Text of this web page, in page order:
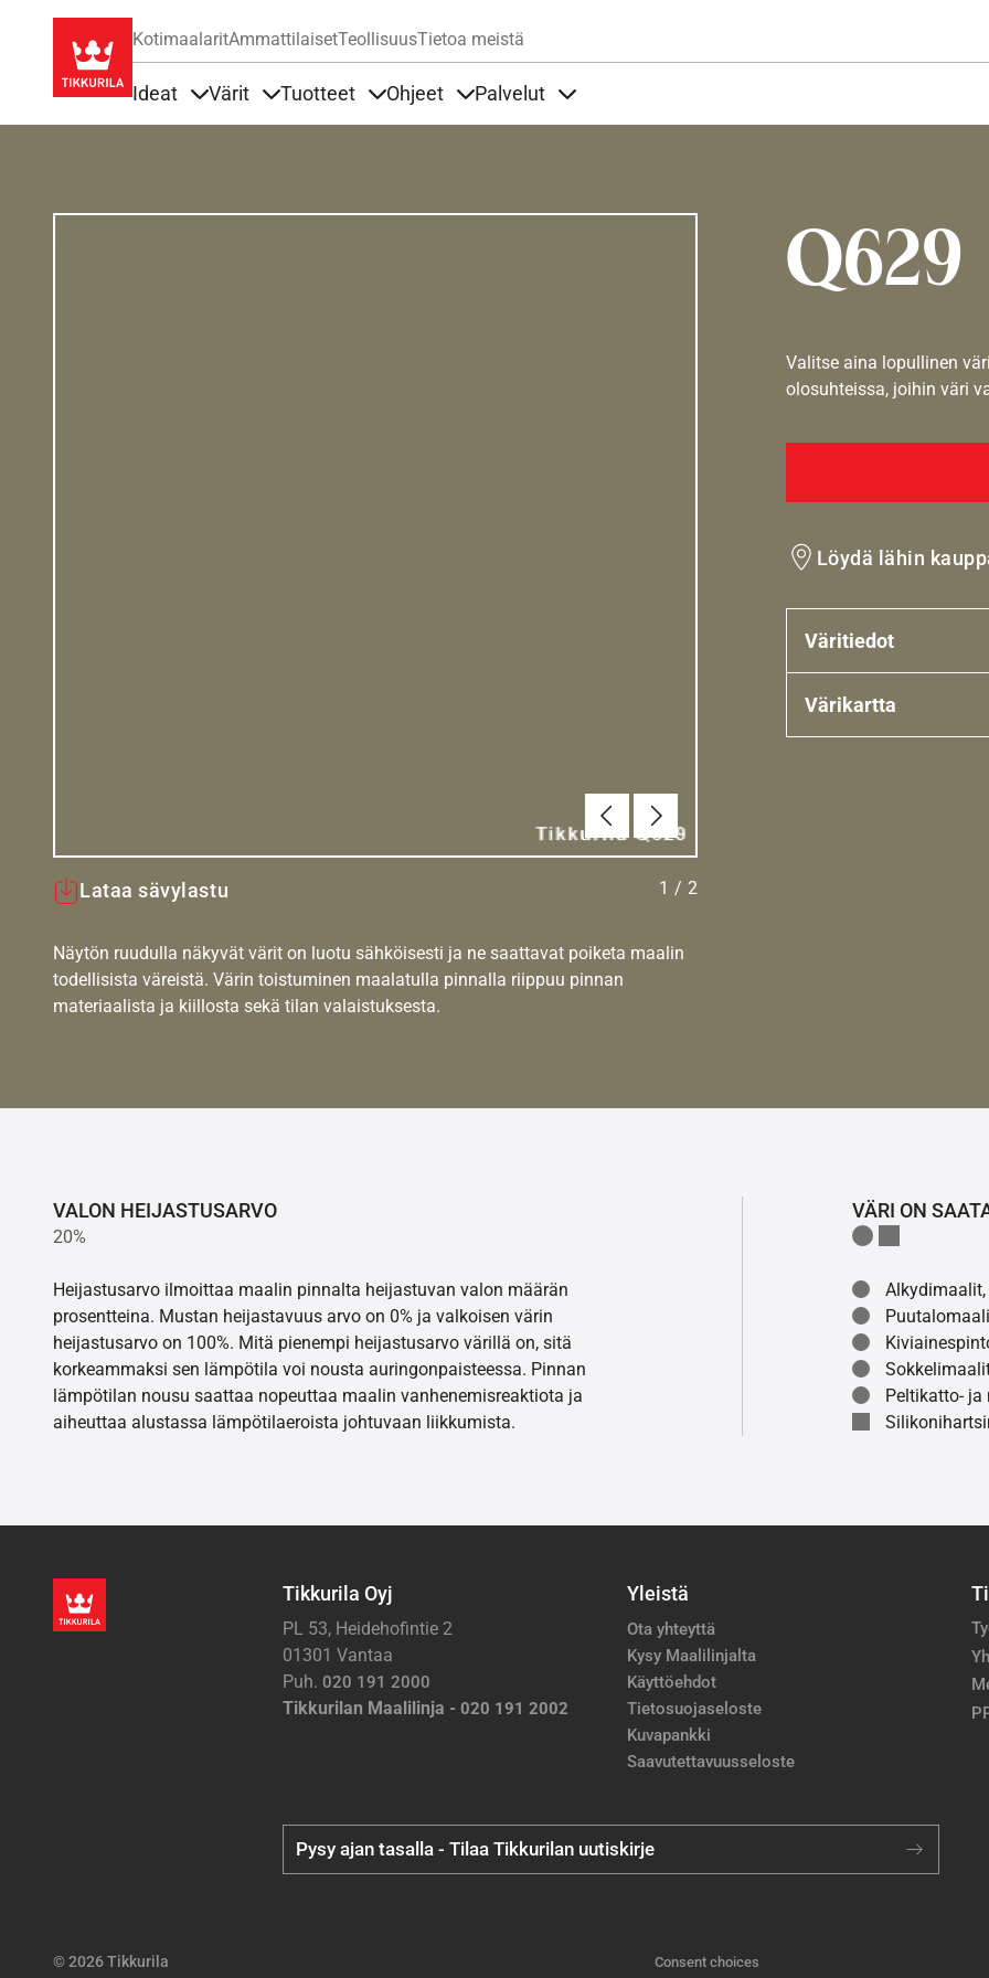
KotimaalaritAmmattilaisetTeollisuusTietoa meistä
Ideat Värit Tuotteet Ohjeet Palvelut
Q629
EdellinenSeuraava
Lataa sävylastu 1 / 2
Näytön ruudulla näkyvät värit on luotu sähköisesti ja ne saattavat poiketa maalin
todellisista väreistä. Värin toistuminen maalatulla pinnalla riippuu pinnan
materiaalista ja kiillosta sekä tilan valaistuksesta.
Valitse aina lopullinen
olosuhteissa, joihin väri
Löydä lähin
Väritiedot
Värikartta
VALON HEIJASTUSARVO
20%
Heijastusarvo ilmoittaa maalin pinnalta heijastuvan valon määrän
prosentteina. Mustan heijastavuus arvo on 0% ja valkoisen värin
heijastusarvo on 100%. Mitä pienempi heijastusarvo värillä on, sitä
korkeammaksi sen lämpötila voi nousta auringonpaisteessa. Pinnan
lämpötilan nousu saattaa nopeuttaa maalin vanhenemisreaktiota ja
aiheuttaa alustassa lämpötilaeroista johtuvaan liikkumista.
VÄRI ON
Peltikatto-
Tikkurila Oyj
PL 53, Heidehofintie 2
01301 Vantaa
Puh. 020 191 2000
Tikkurilan Maalilinja - 020 191 2002
Yleistä
Ota yhteyttä
Kysy Maalilinjalta
Käyttöehdot
Tietosuojaseloste
Kuvapankki
Saavutettavuusseloste
Pysy ajan tasalla - Tilaa Tikkurilan uutiskirje
© 2026 Tikkurila Consent choices